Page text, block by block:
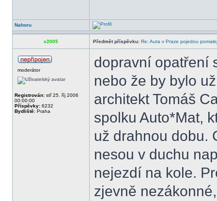
Nahoru
x2005 Předmět příspěvku: Re: Auta v Praze pojedou
moderátor
Registrován: stř 25. říj 2006
00:00:00
Příspěvky: 6232
Bydliště: Praha
dopravní opatření
nebo že by bylo
architekt Tomáš
spolku Auto*Mat,
už drahnou dobu.
nesou v duchu
nejezdí na kole.
zjevně